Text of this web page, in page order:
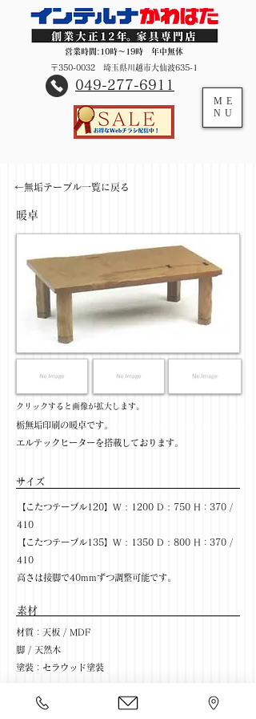
営業時間:10時～19時 年中無休
〒350-0032 埼玉県川越市大仙波635-1
​049-277-6911
ME
NU
←無垢テーブル一覧に戻る
暖卓
​クリックすると画像が拡大します。
栃無垢印刷の暖卓です。
エルテックヒーターを搭載しております。
サイズ
【こたつテーブル120】W : 1200 D : 750 H：370 /
410
【こたつテーブル135】W : 1350 D : 800 H：370 /
410
高さは接脚で40mmずつ調整可能です。
​素材
材質：天板 / MDF
脚 / 天然木
塗装：セラウッド塗装
​売価